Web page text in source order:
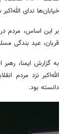
خیابان‌ها ندای
بر این اساس، مردم
قربان، عید بندگی
به گزارش ایمنا،
الله‌اکبر نزد مردم
دانسته بود.